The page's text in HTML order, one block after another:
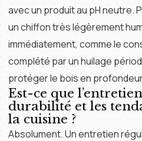
avec un produit au pH neutre.
un chiffon très légèrement
immédiatement, comme le
complété par un huilage
protéger le bois en
Est-ce que
durabilité et les
la cuisine ?
Absolument. Un entretien